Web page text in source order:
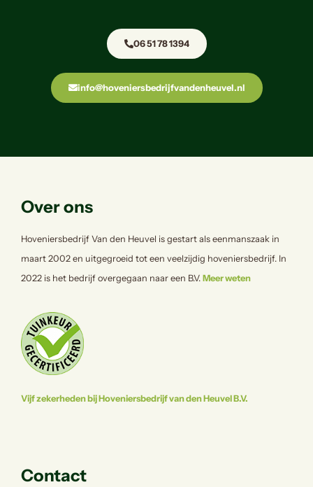
06 51 78 1394
info@hoveniersbedrijfvandenheuvel.nl
Over ons
Hoveniersbedrijf Van den Heuvel is gestart als eenmanszaak in
maart 2002 en uitgegroeid tot een veelzijdig hoveniersbedrijf. In
2022 is het bedrijf overgegaan naar een B.V. Meer weten
Vijf zekerheden bij Hoveniersbedrijf van den Heuvel B.V.
Contact